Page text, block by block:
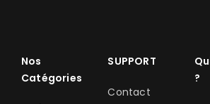
?
SUPPORT
Contact
Nos
Catégories